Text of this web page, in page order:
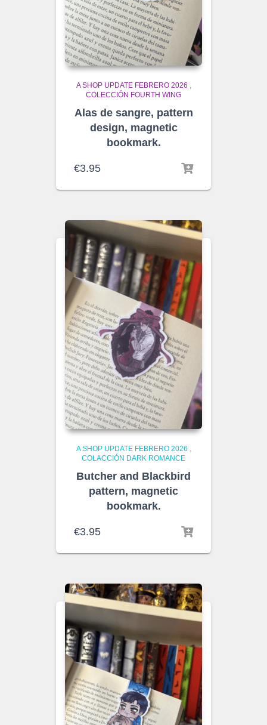
A SHOP UPDATE FEBRERO 2026 ,
COLECCIÓN FOURTH WING
Alas de sangre, pattern
design, magnetic
bookmark.
€3.95
A SHOP UPDATE FEBRERO 2026 ,
COLACCIÓN DARK ROMANCE
Butcher and Blackbird
pattern, magnetic
bookmark.
€3.95